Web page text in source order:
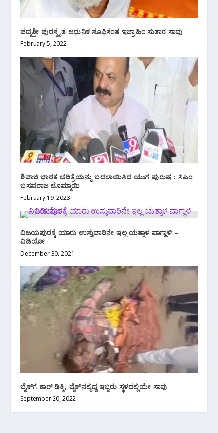
ಪದ್ಮಶ್ರೀ ಪುರಸ್ಕೃತ ಆಧುನಿಕ ಸೂಫಿಸಂತ ಇಬ್ರಾಹಿಂ ಸುತಾರ ಸಾವು
February 5, 2022
ಶಿವಾಜಿ ಭಾರತ ಚರಿತ್ರೆಯನ್ನು ಬದಲಾಯಿಸಿದ ಯುಗ ಪುರುಷ : ಸಿಎಂ
ಬಸವರಾಜ ಬೊಮ್ಮಾಯಿ
February 19, 2023
ವಿಜಯಪುರಕ್ಕೆ ಯಾರು ಉಸ್ತುವಾರಿನೇ ಇಲ್ಲ ಯತ್ನಾಳ ವಾಗ್ದಾಳಿ –
ವಿಡಿಯೋ
December 30, 2021
ಬೈಕ್‌ಗೆ ಕಾರ್ ಡಿಕ್ಕಿ, ಬೈಕ್‌ನಲ್ಲಿದ್ದ ಇಬ್ಬರು ಸ್ಥಳದಲ್ಲಿಯೇ ಸಾವು
September 20, 2022